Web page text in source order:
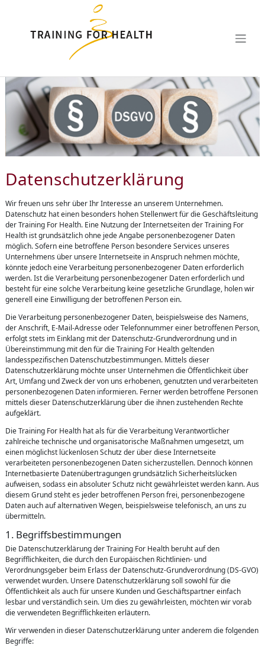
Datenschutzerklärung
Wir freuen uns sehr über Ihr Interesse an unserem Unternehmen.
Datenschutz hat einen besonders hohen Stellenwert für die Geschäftsleitung
der Training For Health. Eine Nutzung der Internetseiten der Training For
Health ist grundsätzlich ohne jede Angabe personenbezogener Daten
möglich. Sofern eine betroffene Person besondere Services unseres
Unternehmens über unsere Internetseite in Anspruch nehmen möchte,
könnte jedoch eine Verarbeitung personenbezogener Daten erforderlich
werden. Ist die Verarbeitung personenbezogener Daten erforderlich und
besteht für eine solche Verarbeitung keine gesetzliche Grundlage, holen wir
generell eine Einwilligung der betroffenen Person ein.
Die Verarbeitung personenbezogener Daten, beispielsweise des Namens,
der Anschrift, E-Mail-Adresse oder Telefonnummer einer betroffenen Person,
erfolgt stets im Einklang mit der Datenschutz-Grundverordnung und in
Übereinstimmung mit den für die Training For Health geltenden
landesspezifischen Datenschutzbestimmungen. Mittels dieser
Datenschutzerklärung möchte unser Unternehmen die Öffentlichkeit über
Art, Umfang und Zweck der von uns erhobenen, genutzten und verarbeiteten
personenbezogenen Daten informieren. Ferner werden betroffene Personen
mittels dieser Datenschutzerklärung über die ihnen zustehenden Rechte
aufgeklärt.
Die Training For Health hat als für die Verarbeitung Verantwortlicher
zahlreiche technische und organisatorische Maßnahmen umgesetzt, um
einen möglichst lückenlosen Schutz der über diese Internetseite
verarbeiteten personenbezogenen Daten sicherzustellen. Dennoch können
Internetbasierte Datenübertragungen grundsätzlich Sicherheitslücken
aufweisen, sodass ein absoluter Schutz nicht gewährleistet werden kann. Aus
diesem Grund steht es jeder betroffenen Person frei, personenbezogene
Daten auch auf alternativen Wegen, beispielsweise telefonisch, an uns zu
übermitteln.
1. Begriffsbestimmungen
Die Datenschutzerklärung der Training For Health beruht auf den
Begrifflichkeiten, die durch den Europäischen Richtlinien- und
Verordnungsgeber beim Erlass der Datenschutz-Grundverordnung (DS-GVO)
verwendet wurden. Unsere Datenschutzerklärung soll sowohl für die
Öffentlichkeit als auch für unsere Kunden und Geschäftspartner einfach
lesbar und verständlich sein. Um dies zu gewährleisten, möchten wir vorab
die verwendeten Begrifflichkeiten erläutern.
Wir verwenden in dieser Datenschutzerklärung unter anderem die folgenden
Begriffe: